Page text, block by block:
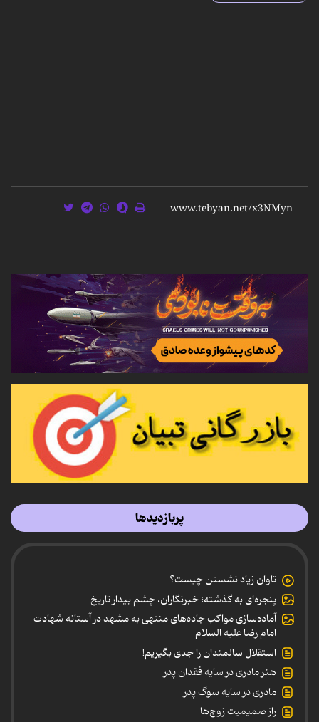
پربازدیدها
تاوان زیاد نشستن چیست؟
پنجره‌ای به گذشته؛ خبرنگاران، چشم بیدار تاریخ
آماده‌سازی مواکب جاده‌های منتهی به مشهد در آستانه شهادت
امام رضا علیه السلام
استقلال سالمندان را جدی بگیریم!
هنر مادری در سایه‌ فقدان پدر
مادری در سایه سوگ پدر
راز صمیمیت زوج‌ها